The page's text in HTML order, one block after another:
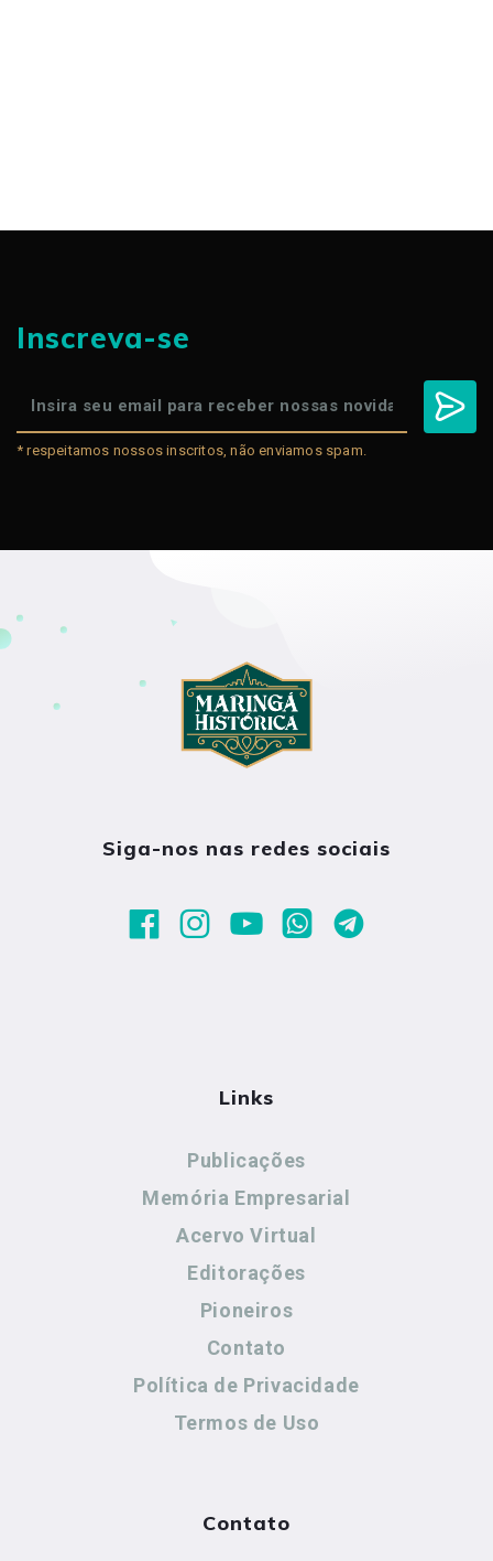
Inscreva-se
* respeitamos nossos inscritos, não enviamos spam.
Siga-nos nas redes sociais
Links
Publicações
Memória Empresarial
Acervo Virtual
Editorações
Pioneiros
Contato
Política de Privacidade
Termos de Uso
Contato